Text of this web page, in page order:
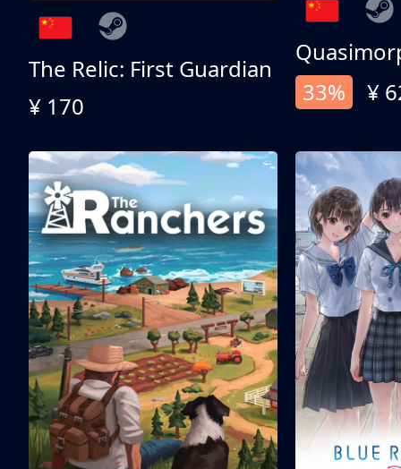
The Relic: First Guardian
¥ 170
33%
¥